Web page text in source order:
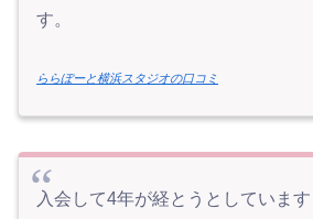
す。
ららぽーと横浜スタジオの口コミ
入会して4年が経とうとしていま